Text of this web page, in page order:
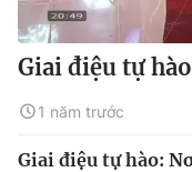
Giai điệu tự
1 năm trước
Giai điệu tự hào: